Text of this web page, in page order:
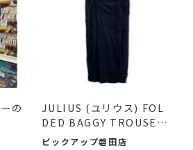
の
JULIUS (ユリウス) FOL
DED BAGGY TROUSERS
ブラッ...
ピックアップ磐田店